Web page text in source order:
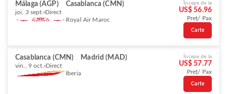
Málaga (AGP) Casablanca (CMN)
joi, 3 sept. Direct
Royal Air Maroc
Începe de la
US$ 56.96
Preț/ Pax
Carte
Casablanca (CMN) Madrid (MAD)
vin., 9 oct. Direct
Iberia
Începe de la
US$ 57.77
Preț/ Pax
Carte